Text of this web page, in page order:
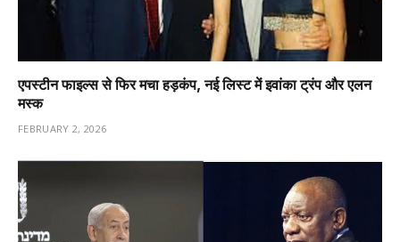
एपस्टीन फाइल्स से फिर मचा हड़कंप, नई लिस्ट में इवांका ट्रंप और एलन
मस्क
FEBRUARY 2, 2026